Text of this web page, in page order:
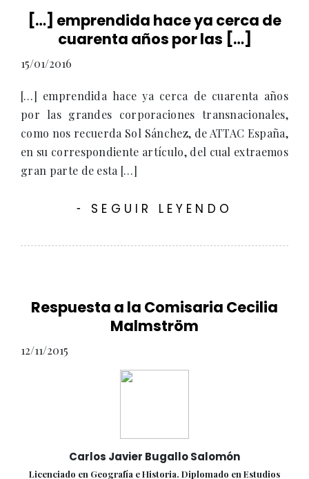
[…] emprendida hace ya cerca de
cuarenta años por las […]
15/01/2016
[…] emprendida hace ya cerca de cuarenta años
por las grandes corporaciones transnacionales,
como nos recuerda Sol Sánchez, de ATTAC España,
en su correspondiente artículo, del cual extraemos
gran parte de esta […]
- SEGUIR LEYENDO
Respuesta a la Comisaria Cecilia
Malmström
12/11/2015
Carlos Javier Bugallo Salomón
Licenciado en Geografía e Historia. Diplomado en Estudios